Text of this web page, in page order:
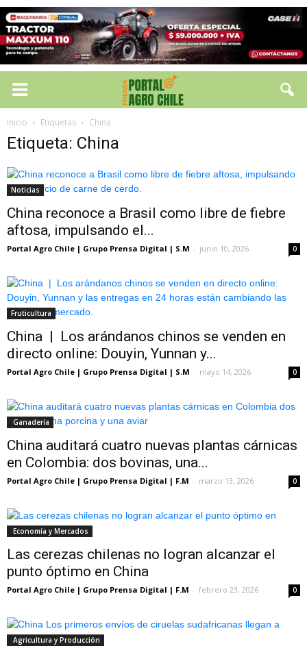
Inicio Etiquetas China
Etiqueta: China
Noticias
China reconoce a Brasil como libre de fiebre
aftosa, impulsando el...
Portal Agro Chile | Grupo Prensa Digital | S.M - junio 10, 2026 0
Fruticultura
China | Los arándanos chinos se venden en
directo online: Douyin, Yunnan y...
Portal Agro Chile | Grupo Prensa Digital | S.M - mayo 14, 2026 0
Ganadería
China auditará cuatro nuevas plantas cárnicas
en Colombia: dos bovinas, una...
Portal Agro Chile | Grupo Prensa Digital | F.M - marzo 13, 2026 0
Economía y Mercados
Las cerezas chilenas no logran alcanzar el
punto óptimo en China
Portal Agro Chile | Grupo Prensa Digital | F.M - febrero 23, 2026 0
Agricultura y Producción